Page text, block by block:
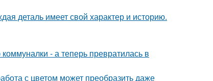
деталь имеет свой характер и историю.
- а теперь превратилась в
с цветом может преобразить даже